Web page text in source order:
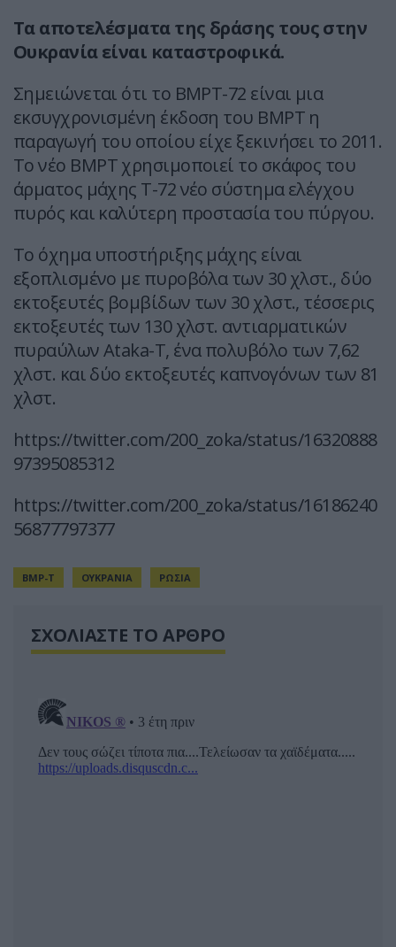
Τα αποτελέσματα της δράσης τους στην
Ουκρανία είναι καταστροφικά.
Σημειώνεται ότι το BMPT-72 είναι μια
εκσυγχρονισμένη έκδοση του BMPT η
παραγωγή του οποίου είχε ξεκινήσει το 2011.
Το νέο BMPT χρησιμοποιεί το σκάφος του
άρματος μάχης T-72 νέο σύστημα ελέγχου
πυρός και καλύτερη προστασία του πύργου.
Το όχημα υποστήριξης μάχης είναι
εξοπλισμένο με πυροβόλα των 30 χλστ., δύο
εκτοξευτές βομβίδων των 30 χλστ., τέσσερις
εκτοξευτές των 130 χλστ. αντιαρματικών
πυραύλων Ataka-T, ένα πολυβόλο των 7,62
χλστ. και δύο εκτοξευτές καπνογόνων των 81
χλστ.
https://twitter.com/200_zoka/status/16320888
97395085312
https://twitter.com/200_zoka/status/16186240
56877797377
BMP-T ΟΥΚΡΑΝΙΑ ΡΩΣΙΑ
ΣΧΟΛΙΑΣΤΕ ΤΟ ΑΡΘΡΟ